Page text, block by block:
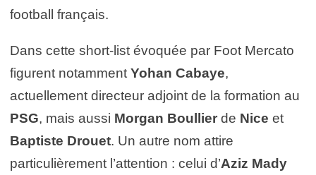
football français.
Dans cette short-list évoquée par Foot Mercato
figurent notamment Yohan Cabaye,
actuellement directeur adjoint de la formation au
PSG, mais aussi Morgan Boullier de Nice et
Baptiste Drouet. Un autre nom attire
particulièrement l’attention : celui d’Aziz Mady